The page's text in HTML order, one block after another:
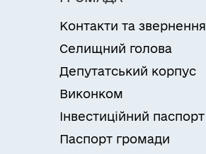
Контакти та звернення
Селищний голова
Депутатський корпус
Виконком
Інвестиційний паспорт
Паспорт громади